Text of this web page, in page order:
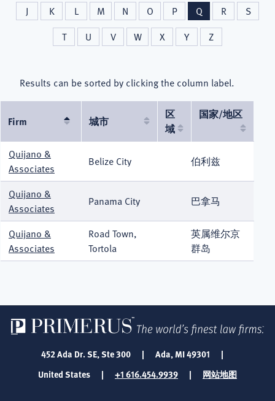
J
K L M N O P Q R
S
T
U V W X Y Z
Results can be sorted by clicking the column label.
Firm
降
城市
区
域
国家/地区
Quijano &
Associates
Belize City 伯利兹
Quijano &
Associates
Panama City 巴拿马
Quijano &
Associates
Road Town,
Tortola
英属维尔京
群岛
452 Ada Dr. SE, Ste 300 | Ada, MI 49301
|
United States
| +1 616.454.9939 | 网站地图